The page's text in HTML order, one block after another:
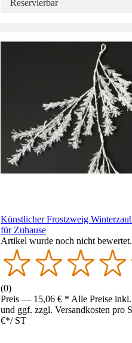
Reservierbar
Künstlicher Frostzweig
für Zuhause
Artikel wurde noch nicht bewertet.
(0)
Preis — 15,06 € * Alle Preise
und ggf. zzgl. Versandkosten pro
€*/ ST